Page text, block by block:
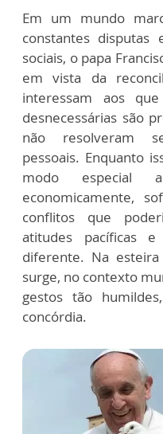
Em um mundo
constantes
sociais, o papa
em vista da
interessam aos
desnecessárias são
não resolveram
pessoais. Enquanto
modo especial
economicamente,
conflitos que
atitudes pacíficas
diferente. Na
surge, no contexto
gestos tão
concórdia.